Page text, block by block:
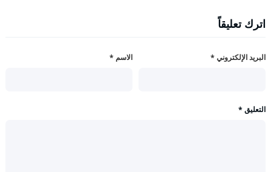
اترك تعليقاً
الاسم * البريد الإلكتروني *
التعليق *